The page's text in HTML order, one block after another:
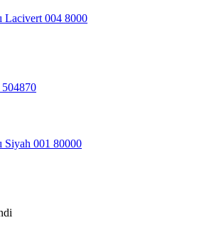
Lacivert 004 8000
Siyah 001 80000